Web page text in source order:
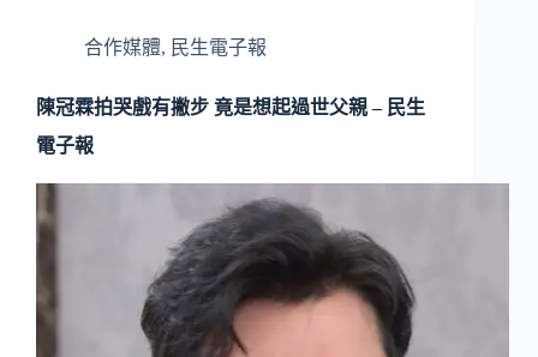
合作媒體, 民生電子報
陳冠霖拍哭戲有撇步 竟是想起過世父親 – 民生
電子報